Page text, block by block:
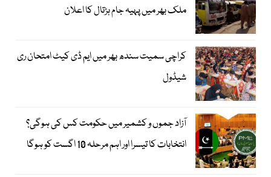
ملک بھر میں پہیہ جام ہڑتال کا اعلان
کراچی سمیت سندھ بھر میں ایم ڈی کیٹ امتحان ری
شیڈول
آزاد جموں و کشمیر میں حکومت کس کی ہوگی؟
انتخابات کا تیسرا اور اہم مرحلہ 10 اگست کو ہوگا